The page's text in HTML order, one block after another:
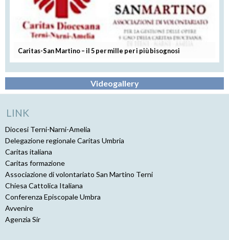
Caritas-San Martino – il 5 per mille per i più bisognosi
Videogallery
LINK
Diocesi Terni-Narni-Amelia
Delegazione regionale Caritas Umbria
Caritas italiana
Caritas formazione
Associazione di volontariato San Martino Terni
Chiesa Cattolica Italiana
Conferenza Episcopale Umbra
Avvenire
Agenzia Sir